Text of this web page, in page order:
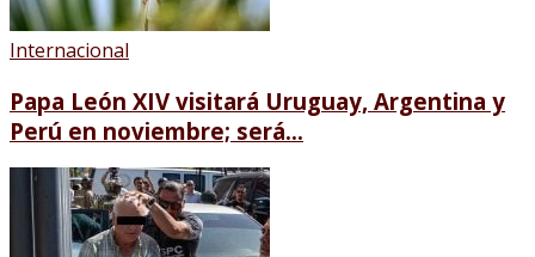
Internacional
Papa León XIV visitará Uruguay, Argentina y
Perú en noviembre; será...